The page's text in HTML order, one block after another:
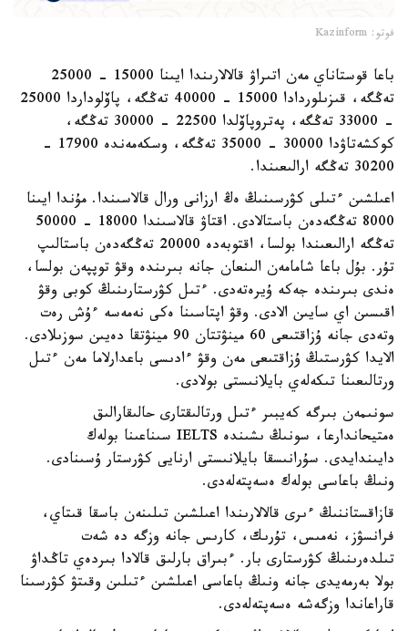
فوتو: Kazinform
باعا قوستاناي مەن اتىراۋ قالالارىندا ايىنا 15000 - 25000
تەڭگە، قىزىلوردادا 15000 - 40000 تەڭگە، پاۆلوداردا 25000
- 33000 تەڭگە، پەتروپاۆلدا 22500 - 30000 تەڭگە،
كوكشەتاۋدا 30000 - 35000 تەڭگە، وسكەمەندە 17900 -
30200 تەڭگە ارالىعىندا.
اعىلشىن ءتىلى كۋرسىنىڭ ەڭ ارزانى ورال قالاسىندا. مۇندا ايىنا
8000 تەڭگەدەن باستالادى. اقتاۋ قالاسىندا 18000 - 50000
تەڭگە ارالىعىندا بولسا، اقتوبەدە 20000 تەڭگەدەن باستالىپ
تۇر. بۇل باعا شامامەن الىنعان جانە بىرىندە وقۋ توپپەن بولسا،
ەندى بىرىندە جەكە ۇيرەتەدى. ءتىل كۋرستارىنىڭ كوبى وقۋ
اقىسىن اي سايىن الادى. وقۋ اپتاسىنا ەكى نەمەسە ءۇش رەت
وتەدى جانە ۇزاقتىعى 60 مينۋتتان 90 مينۋتقا دەيىن سوزىلادى.
الايدا كۋرستىڭ ۇزاقتىعى مەن وقۋ ءادىسى باعدارلاما مەن ءتىل
ورتالىعىنا تىكەلەي بايلانىستى بولادى.
سونىمەن بىرگە كەيبىر ءتىل ورتالىقتارى حالىقارالىق
ەمتيحاندارعا، سونىڭ ىشىندە IELTS سىناعىنا بولەك
دايىندايدى. سۇرانىسقا بايلانىستى ارنايى كۋرستار ۇسىنادى.
ونىڭ باعاسى بولەك ەسەپتەلەدى.
قازاقستاننىڭ ءىرى قالالارىندا اعىلشىن تىلىنەن باسقا قىتاي،
فرانسۋز، نەمىس، تۇرىك، كارىس جانە وزگە دە شەت
تىلدەرىنىڭ كۋرستارى بار. ءبىراق بارلىق قالادا بىردەي تاڭداۋ
بولا بەرمەيدى جانە ونىڭ باعاسى اعىلشىن ءتىلىن وقىتۋ كۋرسىنا
قاراعاندا وزگەشە ەسەپتەلەدى.